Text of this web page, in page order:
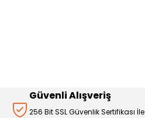
Güvenli Alışveriş
256 Bit SSL Güvenlik Sertifikası İle